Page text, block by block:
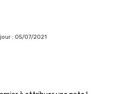
: 05/07/2021